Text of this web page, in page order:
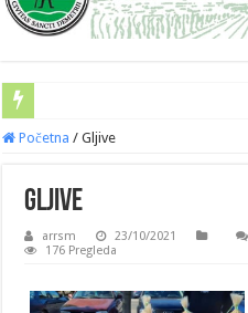
Početna / Gljive
Gljive
arrsm 23/10/2021
176 Pregleda